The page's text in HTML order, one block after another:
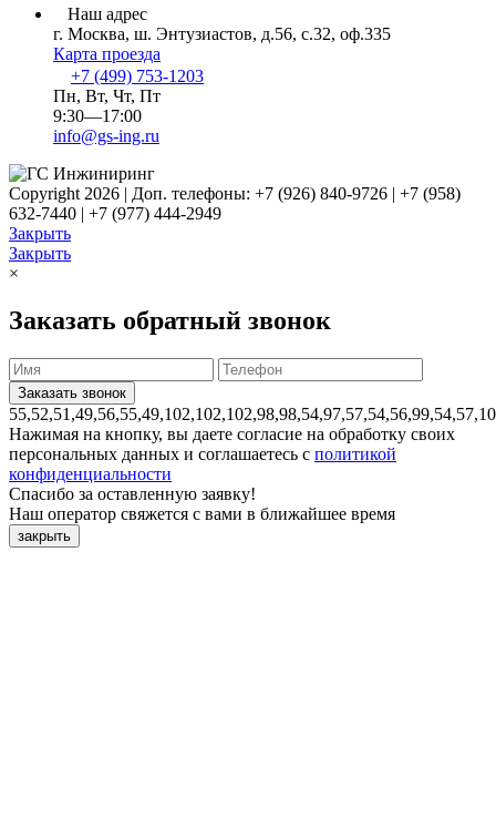
Наш адрес
г. Москва, ш. Энтузиастов, д.56, с.32, оф.335
Карта проезда
+7 (499) 753-1203
Пн, Вт, Чт, Пт
9:30—17:00
info@gs-ing.ru
Copyright 2026 | Доп. телефоны: +7 (926) 840-9726 | +7 (958)
632-7440 | +7 (977) 444-2949
Закрыть
Закрыть
×
Заказать обратный звонок
Нажимая на кнопку, вы даете согласие на обработку своих
персональных данных и соглашаетесь с политикой
конфиденциальности
Спасибо за оставленную заявку!
Наш оператор свяжется с вами в ближайшее время
закрыть